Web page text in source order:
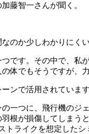
藤智一さんが聞く。
のか少しわかりにく
です。その中で、
体でもそうですが、
ンで活用されていま
一つに、飛行機のジ
根が損傷してしまう
ライクを想定した